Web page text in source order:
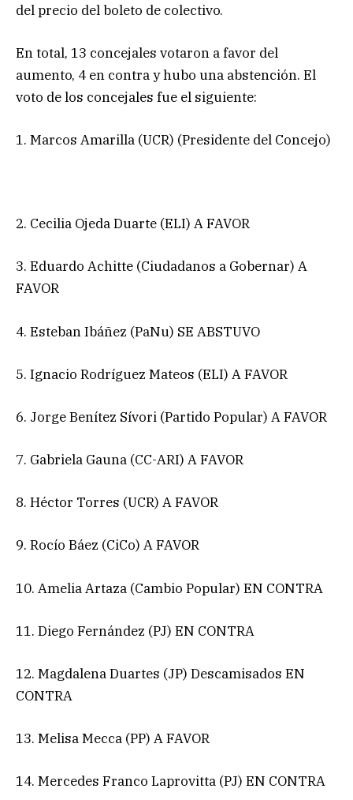
del precio del boleto de colectivo.
En total, 13 concejales votaron a favor del
aumento, 4 en contra y hubo una abstención. El
voto de los concejales fue el siguiente:
1. Marcos Amarilla (UCR) (Presidente del Concejo)
2. Cecilia Ojeda Duarte (ELI) A FAVOR
3. Eduardo Achitte (Ciudadanos a Gobernar) A
FAVOR
4. Esteban Ibáñez (PaNu) SE ABSTUVO
5. Ignacio Rodríguez Mateos (ELI) A FAVOR
6. Jorge Benítez Sívori (Partido Popular) A FAVOR
7. Gabriela Gauna (CC-ARI) A FAVOR
8. Héctor Torres (UCR) A FAVOR
9. Rocío Báez (CiCo) A FAVOR
10. Amelia Artaza (Cambio Popular) EN CONTRA
11. Diego Fernández (PJ) EN CONTRA
12. Magdalena Duartes (JP) Descamisados EN
CONTRA
13. Melisa Mecca (PP) A FAVOR
14. Mercedes Franco Laprovitta (PJ) EN CONTRA